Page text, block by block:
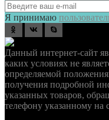
Я принимаю
odnoklassniki
vk skype
Данный интернет-сайт
каких условиях не
определяемой
получения подробной
указанных товаров,
телефону указанному на